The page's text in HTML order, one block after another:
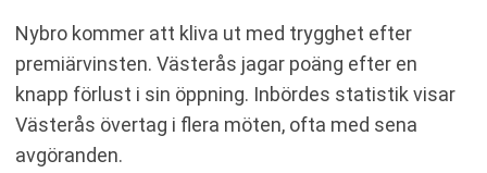
Nybro kommer att kliva ut med trygghet efter
premiärvinsten. Västerås jagar poäng efter en
knapp förlust i sin öppning. Inbördes statistik visar
Västerås övertag i flera möten, ofta med sena
avgöranden.